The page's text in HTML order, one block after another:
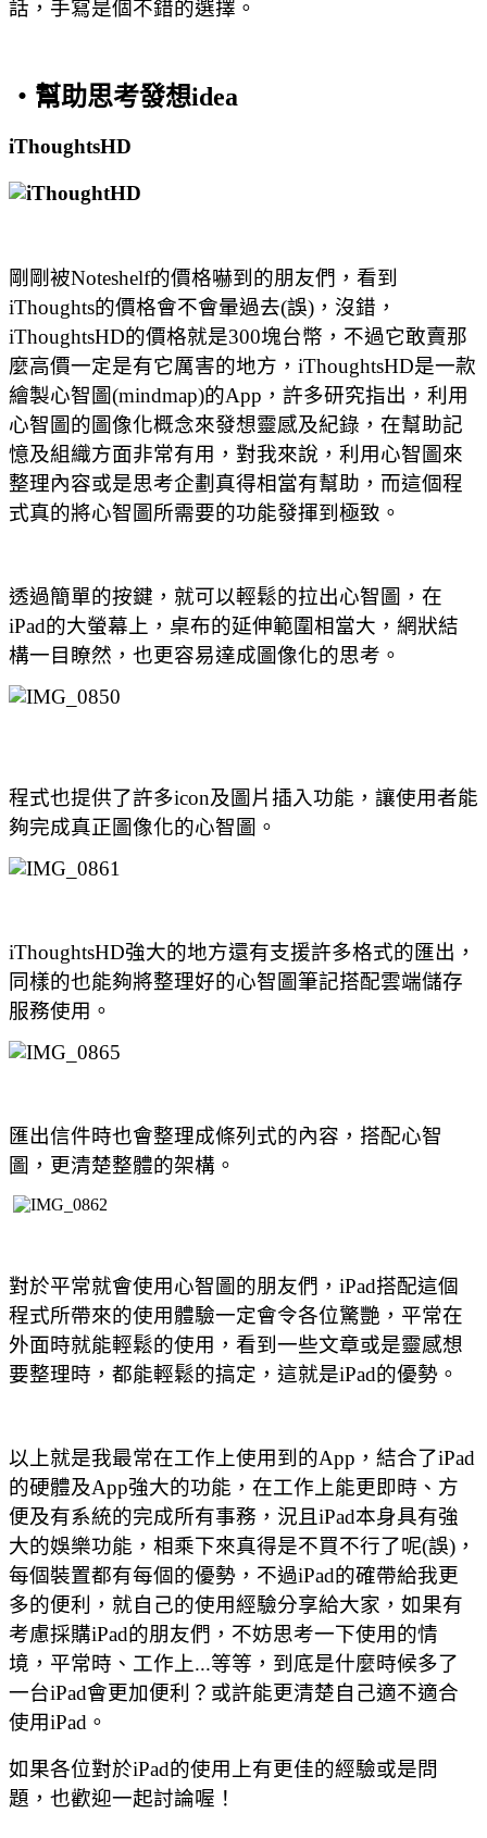
話，手寫是個不錯的選擇。
‧幫助思考發想idea
iThoughtsHD
剛剛被Noteshelf的價格嚇到的朋友們，看到
iThoughts的價格會不會暈過去(誤)，沒錯，
iThoughtsHD的價格就是300塊台幣，不過它敢賣那
麼高價一定是有它厲害的地方， iThoughtsHD是一款
繪製心智圖(mindmap)的App，許多研究指出，利用
心智圖的圖像化概念來發想靈感及紀錄，在幫助記
憶及組織方面非常有用，對我來說，利用心智圖來
整理內容或是思考企劃真得相當有幫助，而這個程
式真的將心智圖所需要的功能發揮到極致。
透過簡單的按鍵，就可以輕鬆的拉出心智圖，在
iPad的大螢幕上，桌布的延伸範圍相當大，網狀結
構一目瞭然，也更容易達成圖像化的思考。
程式也提供了許多icon及圖片插入功能，讓使用者能
夠完成真正圖像化的心智圖。
iThoughtsHD強大的地方還有支援許多格式的匯出，
同樣的也能夠將整理好的心智圖筆記搭配雲端儲存
服務使用。
匯出信件時也會整理成條列式的內容，搭配心智
圖，更清楚整體的架構。
對於平常就會使用心智圖的朋友們，iPad搭配這個
程式所帶來的使用體驗一定會令各位驚艷，平常在
外面時就能輕鬆的使用，看到一些文章或是靈感想
要整理時，都能輕鬆的搞定，這就是iPad的優勢。
以上就是我最常在工作上使用到的App ，結合了iPad
的硬體及App強大的功能，在工作上能更即時、方
便及有系統的完成所有事務，況且iPad本身具有強
大的娛樂功能，相乘下來真得是不買不行了呢(誤)，
每個裝置都有每個的優勢，不過iPad的確帶給我更
多的便利，就自己的使用經驗分享給大家，如果有
考慮採購iPad的朋友們，不妨思考一下使用的情
境，平常時、工作上...等等，到底是什麼時候多了
一台iPad會更加便利？或許能更清楚自己適不適合
使用iPad。
如果各位對於iPad的使用上有更佳的經驗或是問
題，也歡迎一起討論喔！